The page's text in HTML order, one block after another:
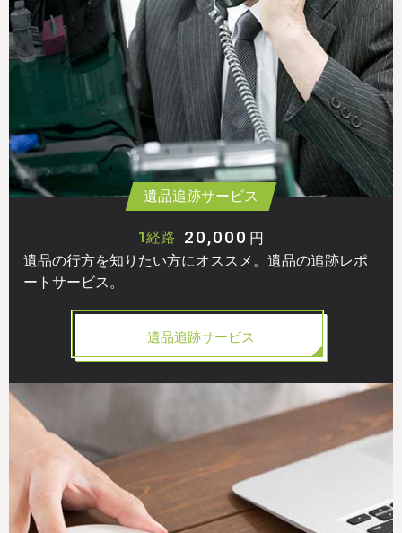
遺品追跡サービス
1経路 20,000 円
遺品の行方を知りたい方にオススメ。遺品の追跡レポ
ートサービス。
遺品追跡サービス